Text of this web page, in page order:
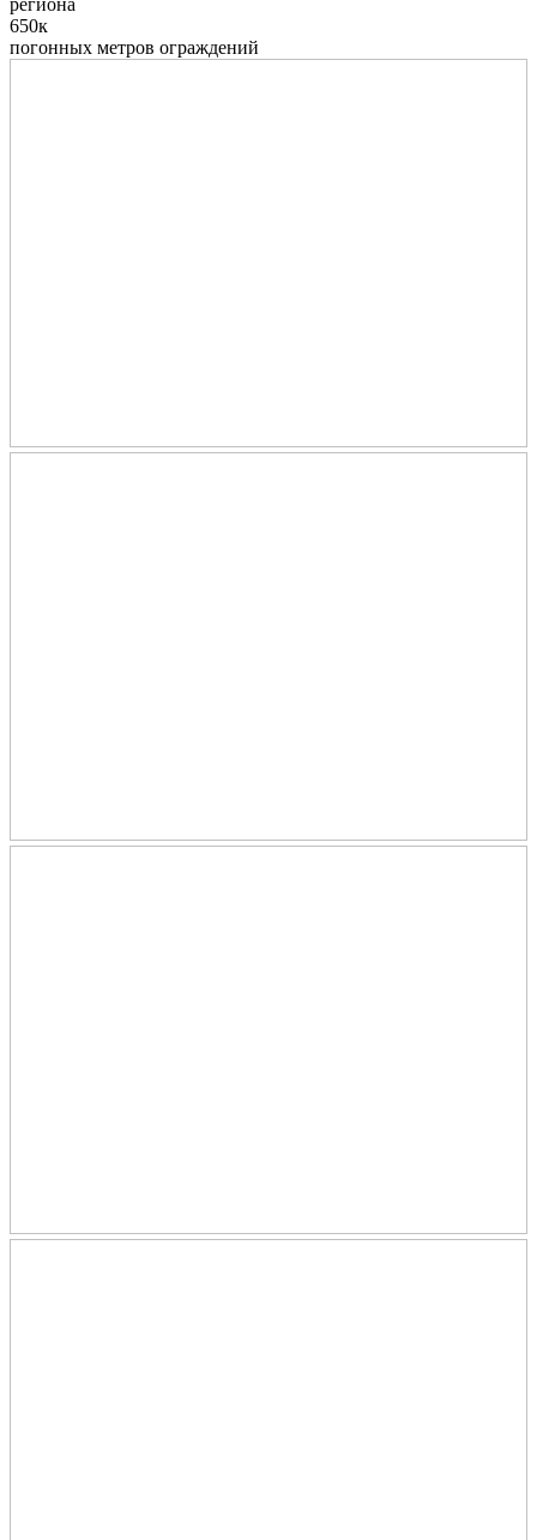
650к
погонных метров ограждений